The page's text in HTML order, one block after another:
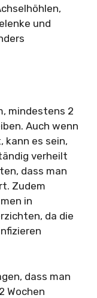
und
mindestens 2
Auch wenn
kann es sein,
verheilt
dass man
Zudem
in
da die
dass man
Wochen